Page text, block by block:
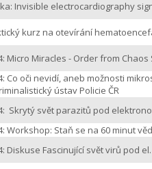
Invisible electrocardiography
kurz na otevírání
Micro Miracles - Order from
Co oči nevidí, aneb možnosti
ústav Policie ČR
Skrytý svět parazitů pod
Workshop: Staň se na 60 minut
Diskuse Fascinující svět virů pod